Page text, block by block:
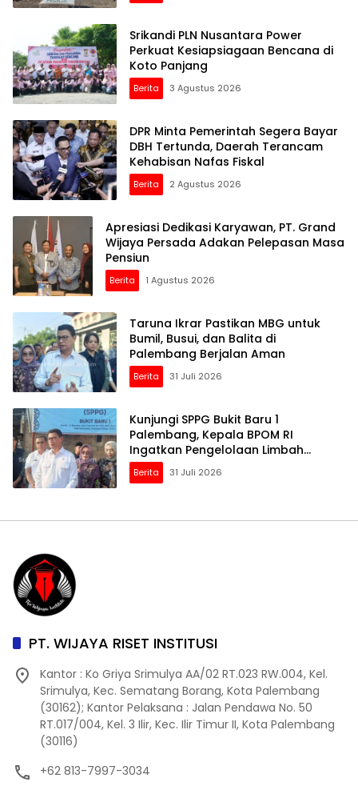
Srikandi PLN Nusantara Power
Perkuat Kesiapsiagaan Bencana di
Koto Panjang
Berita 3 Agustus 2026
DPR Minta Pemerintah Segera Bayar
DBH Tertunda, Daerah Terancam
Kehabisan Nafas Fiskal
Berita 2 Agustus 2026
Apresiasi Dedikasi Karyawan, PT. Grand
Wijaya Persada Adakan Pelepasan Masa
Pensiun
Berita 1 Agustus 2026
Taruna Ikrar Pastikan MBG untuk
Bumil, Busui, dan Balita di
Palembang Berjalan Aman
Berita 31 Juli 2026
Kunjungi SPPG Bukit Baru 1
Palembang, Kepala BPOM RI
Ingatkan Pengelolaan Limbah
Jangan Dianggap Sepele
Berita 31 Juli 2026
PT. WIJAYA RISET INSTITUSI
Kantor : Ko Griya Srimulya AA/02 RT.023 RW.004, Kel.
Srimulya, Kec. Sematang Borang, Kota Palembang
(30162); Kantor Pelaksana : Jalan Pendawa No. 50
RT.017/004, Kel. 3 Ilir, Kec. Ilir Timur II, Kota Palembang
(30116)
+62 813-7997-3034